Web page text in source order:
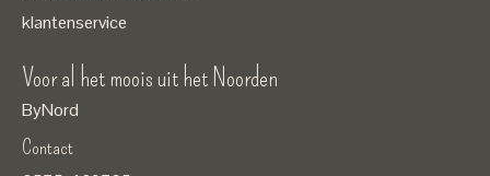
klantenservice
Voor al het moois uit het Noorden
ByNord
Contact